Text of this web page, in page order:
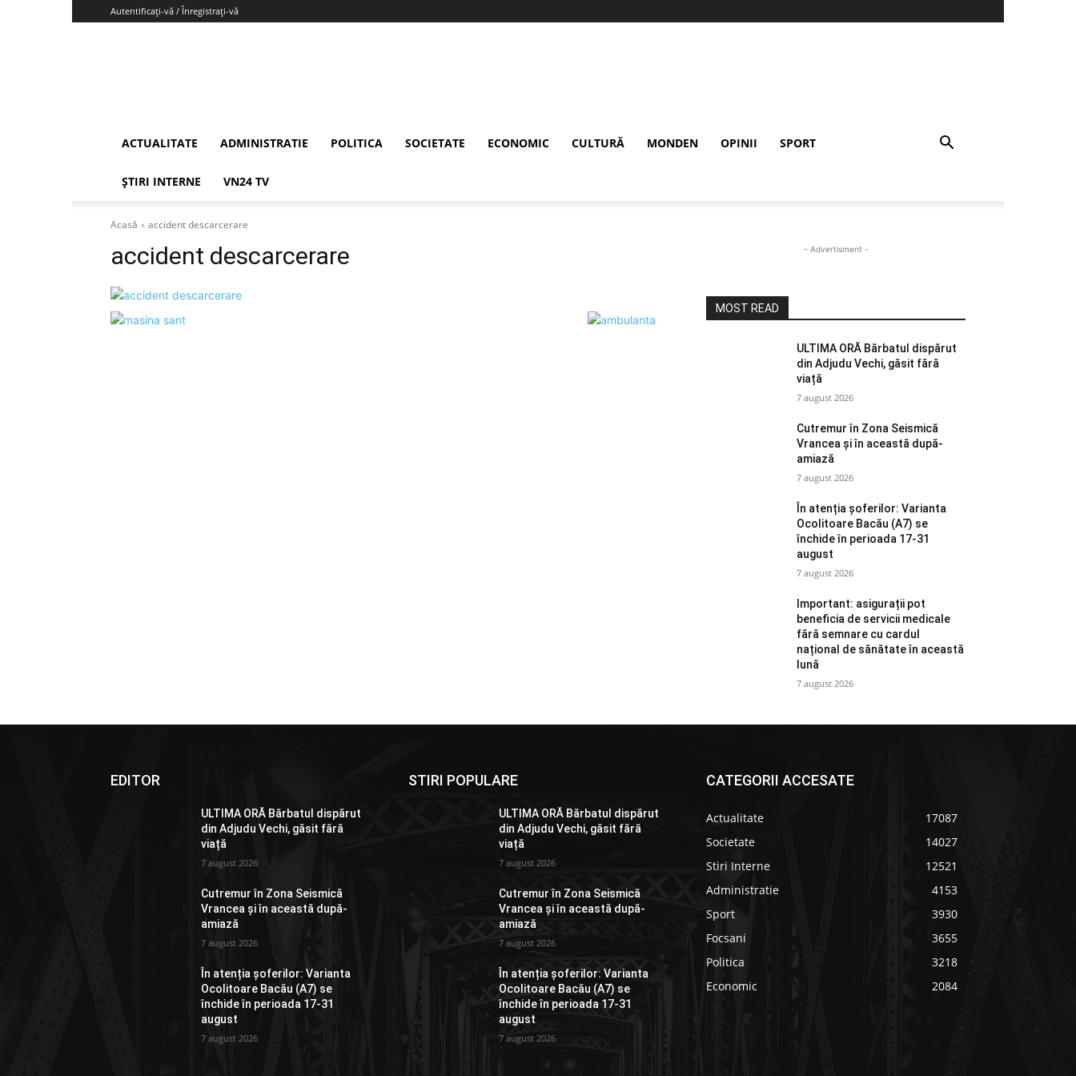
Autentificați-vă / Înregistrați-vă
ACTUALITATE ADMINISTRATIE POLITICA SOCIETATE ECONOMIC CULTURĂ MONDEN OPINII SPORT
ȘTIRI INTERNE VN24 TV
Acasă accident descarcerare
accident descarcerare - Advertisment -
MOST READ
ULTIMA ORĂ Bărbatul dispărut
din Adjudu Vechi, găsit fără
viață
7 august 2026
Cutremur în Zona Seismică
Vrancea și în această după-
amiază
7 august 2026
În atenția șoferilor: Varianta
Ocolitoare Bacău (A7) se
închide în perioada 17-31
august
7 august 2026
Important: asigurații pot
beneficia de servicii medicale
fără semnare cu cardul
național de sănătate în această
lună
7 august 2026
EDITOR
ULTIMA ORĂ Bărbatul dispărut
din Adjudu Vechi, găsit fără
viață
7 august 2026
Cutremur în Zona Seismică
Vrancea și în această după-
amiază
7 august 2026
În atenția șoferilor: Varianta
Ocolitoare Bacău (A7) se
închide în perioada 17-31
august
7 august 2026
STIRI POPULARE
ULTIMA ORĂ Bărbatul dispărut
din Adjudu Vechi, găsit fără
viață
7 august 2026
Cutremur în Zona Seismică
Vrancea și în această după-
amiază
7 august 2026
În atenția șoferilor: Varianta
Ocolitoare Bacău (A7) se
închide în perioada 17-31
august
7 august 2026
CATEGORII ACCESATE
Actualitate
17087
Societate
14027
Stiri Interne
12521
Administratie
4153
Sport
3930
Focsani
3655
Politica
3218
Economic
2084